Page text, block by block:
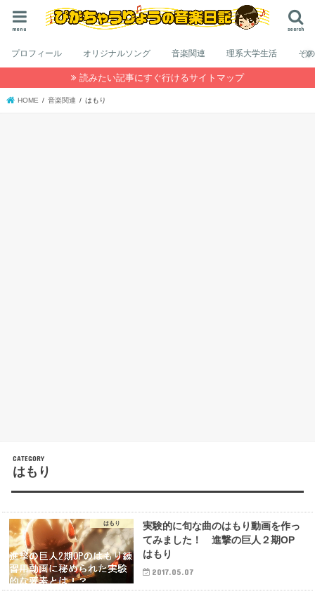
search
menu
プロフィール オリジナルソング 音楽関連 理系大学生活 そ
読みたい記事にすぐ行けるサイトマップ
HOME 音楽関連 はもり
はもり
はもり
実験的に旬な曲のはもり動画を作っ
てみました！ 進撃の巨人２期OP
はもり
2017.05.07